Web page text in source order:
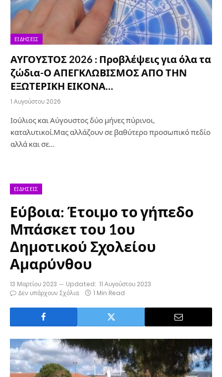
ΕΙΔΉΣΕΙΣ
ΑΥΓΟΥΣΤΟΣ 2026 : Προβλέψεις για όλα τα
ζώδια-Ο ΑΠΕΓΚΛΩΒΙΣΜΟΣ ΑΠΟ ΤΗΝ
ΕΞΩΤΕΡΙΚΗ ΕΙΚΟΝΑ…
1 Αυγούστου 2026
Ιούλιος και Αύγουστος δύο μήνες πύρινοι,
καταλυτικοί.Μας αλλάζουν σε βαθύτερο προσωπικό πεδίο
αλλά και σε…
ΕΙΔΉΣΕΙΣ
Εύβοια: Έτοιμο το γήπεδο
Μπάσκετ του 1ου
Δημοτικού Σχολείου
Αμαρύνθου
13 Μαρτίου 2023 Updated: 11 Αυγούστου 2023
Δεν υπάρχουν Σχόλια
1 Min Read